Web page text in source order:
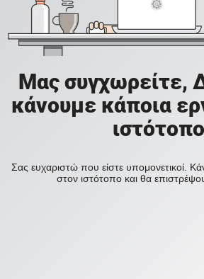
Μας συγχωρείτε,
κάνουμε κάποια
ιστότοπο
Σας ευχαριστώ που είστε υπομονετικοί.
στον ιστότοπο και θα